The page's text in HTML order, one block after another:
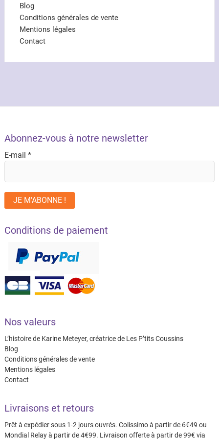
Blog
Conditions générales de vente
Mentions légales
Contact
Abonnez-vous à notre newsletter
E-mail *
Conditions de paiement
Nos valeurs
L’histoire de Karine Meteyer, créatrice de Les P’tits Coussins
Blog
Conditions générales de vente
Mentions légales
Contact
Livraisons et retours
Prêt à expédier sous 1-2 jours ouvrés. Colissimo à partir de 6€49 ou
Mondial Relay à partir de 4€99. Livraison offerte à partir de 99€ via